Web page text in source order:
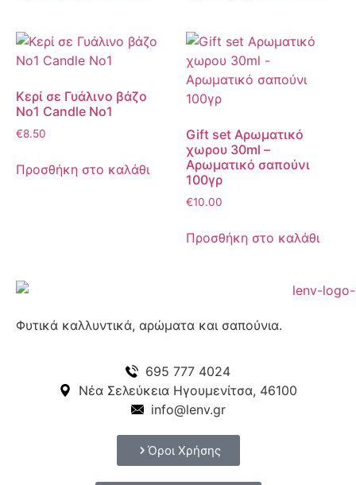
Κερί σε Γυάλινο βάζο
Νο1 Candle No1
€8.50
Προσθήκη στο καλάθι
Gift set Αρωματικό
χωρου 30ml –
Αρωματικό σαπούνι
100γρ
€10.00
Προσθήκη στο καλάθι
Φυτικά καλλυντικά, αρώματα και σαπούνια.
695 777 4024
Νέα Σελεύκεια Ηγουμενίτσα, 46100
info@lenv.gr
Όροι Χρήσης